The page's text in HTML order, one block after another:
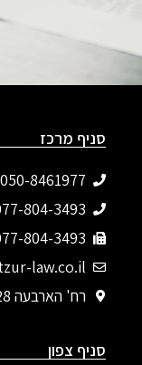
סניף מרכז
050-8461977
804-3493‬
804-3493
law.co.il
רח' הארבעה 28 (מגדל צפוני-קומה 34), תל אביב
סניף צפון